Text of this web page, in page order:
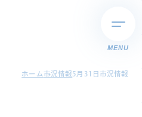
MENU
ホーム市況情報5月31日市況情報